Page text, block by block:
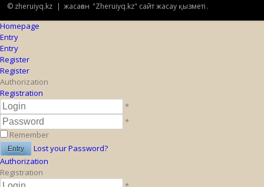
© zheruiyq.kz | жасаған "Zheruiyq.kz" сайт жасау қызметі .
Homepage
Entry
Entry
Register
Register
Authorization
Registration
*
*
Remember
Lost your Password?
Authorization
Registration